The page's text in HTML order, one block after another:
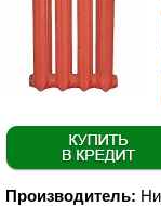
Производитель: